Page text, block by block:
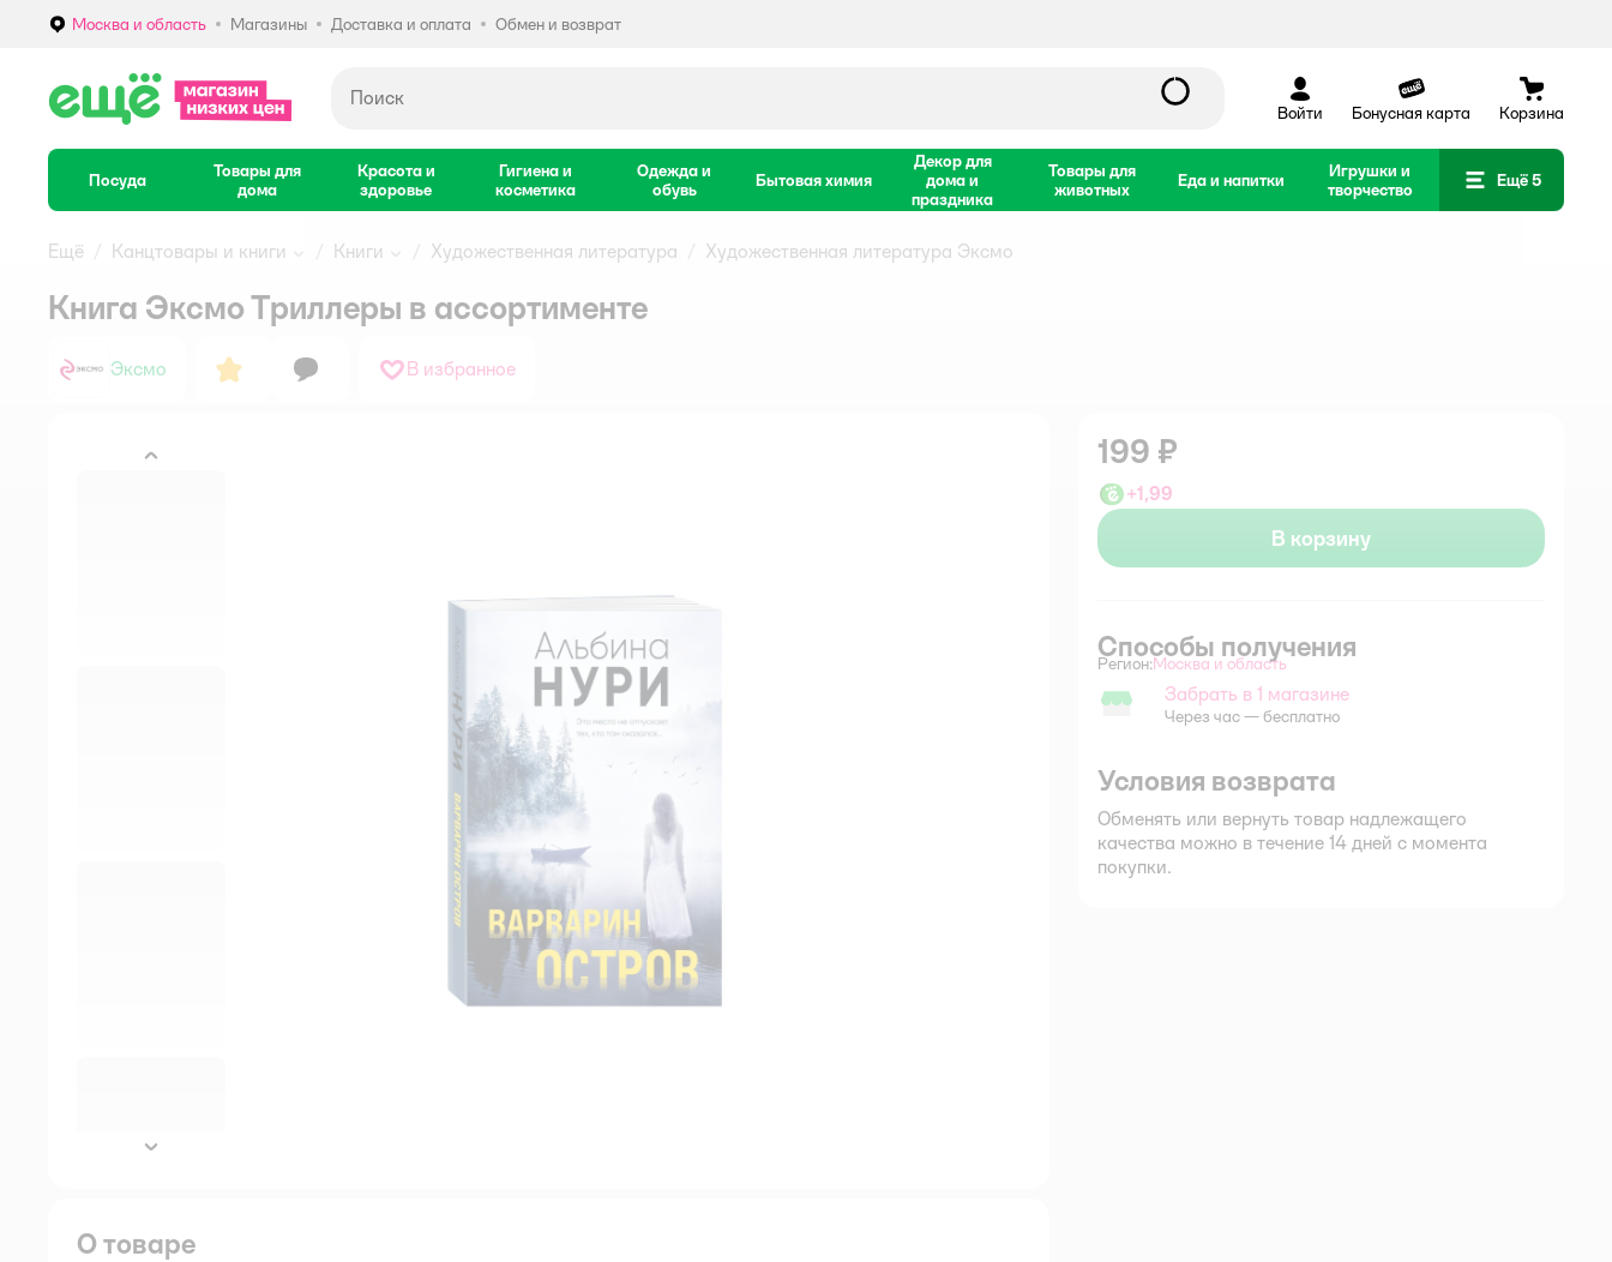
Выбор адреса доставки.
Москва и область Магазины Доставка и оплата Обмен и возврат
Войти Бонусная карта Корзина
Посуда
Товары для
дома
Красота и
здоровье
Гигиена и
косметика
Одежда и
обувь
Бытовая химия
Декор для
дома и
праздника
Товары для
животных
Еда и напитки
Игрушки и
творчество
Ещё 5
Ещё Канцтовары и книги Книги Художественная литература Художественная литература Эксмо
назад
далее
Книга Эксмо Триллеры в ассортименте
Эксмо В избранное
199 ₽
+1,99
В корзину
Способы получения
Регион: Выбор адреса доставки.
Москва и область
Забрать в магазине
Забрать в 1 магазине
Через час — бесплатно
Условия возврата
Обменять или вернуть товар надлежащего
качества можно в течение 14 дней с момента
покупки.
О товаре